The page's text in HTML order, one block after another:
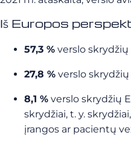
Iš Europos
57,3 % verslo
27,8 % verslo
8,1 % verslo skrydžių
skrydžiai, t. y.
įrangos ar pacientų